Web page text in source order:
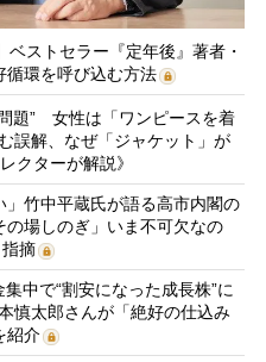
ベストセラー『定年後』著者・
循環を呼び込む方法
題” 女性は「ワンピースを着
誤解、なぜ「ジャケット」が
クターが解説》
」竹中平蔵氏が語る高市内閣の
場しのぎ」いま不可欠なの
摘
中で“割安になった成長株”に
太郎さんが「絶好の仕込み
紹介